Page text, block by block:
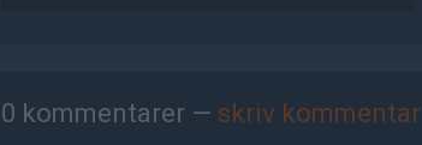
0 kommentarer — skriv kommentar